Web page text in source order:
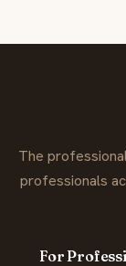
The
professionals
For